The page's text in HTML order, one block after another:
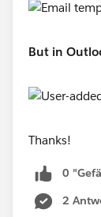
But in
Thanks!
0
2